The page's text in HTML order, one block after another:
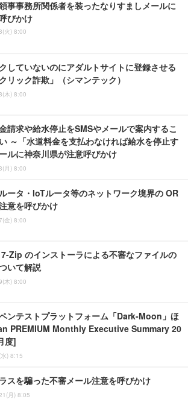
事事務所関係者を装ったなりすましメールに
びかけ
火) 8:00
していないのにアダルトサイトに登録させる
リック詐欺」（シマンテック）
木) 8:00
請求や給水停止をSMSやメールで案内するこ
～「水道料金を支払わなければ給水を停止す
ルに神奈川県が注意呼びかけ
月) 8:00
ータ・IoTルータ等のネットワーク境界の OR
意を呼びかけ
金) 8:00
Zip のインストーラによる不審なファイルの
いて解説
木) 8:00
ンテストプラットフォーム「Dark-Moon」ほ
PREMIUM Monthly Executive Summary 20
度]
) 8:15
スを騙った不審メール注意を呼びかけ
月) 8:05